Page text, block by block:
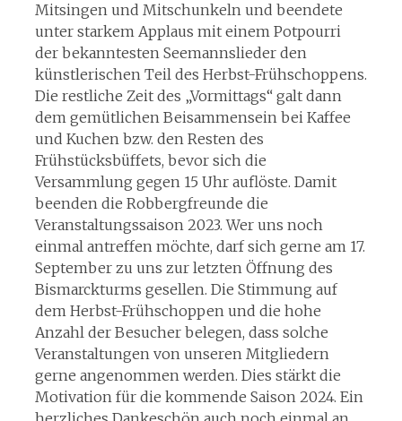
Mitsingen und Mitschunkeln und beendete
unter starkem Applaus mit einem Potpourri
der bekanntesten Seemannslieder den
künstlerischen Teil des Herbst-Frühschoppens.
Die restliche Zeit des „Vormittags“ galt dann
dem gemütlichen Beisammensein bei Kaffee
und Kuchen bzw. den Resten des
Frühstücksbüffets, bevor sich die
Versammlung gegen 15 Uhr auflöste. Damit
beenden die Robbergfreunde die
Veranstaltungssaison 2023. Wer uns noch
einmal antreffen möchte, darf sich gerne am 17.
September zu uns zur letzten Öffnung des
Bismarckturms gesellen. Die Stimmung auf
dem Herbst-Frühschoppen und die hohe
Anzahl der Besucher belegen, dass solche
Veranstaltungen von unseren Mitgliedern
gerne angenommen werden. Dies stärkt die
Motivation für die kommende Saison 2024. Ein